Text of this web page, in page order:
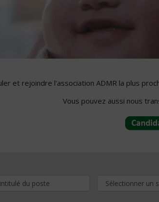
et rejoindre l'association ADMR la plus
Vous pouvez aussi nous